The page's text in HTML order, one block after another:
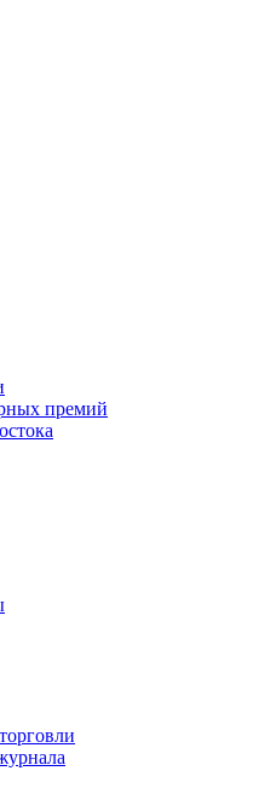
премий